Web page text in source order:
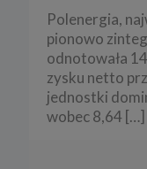
Polenergia,
pionowo
odnotowała
zysku netto
jednostki
wobec 8,64[…]